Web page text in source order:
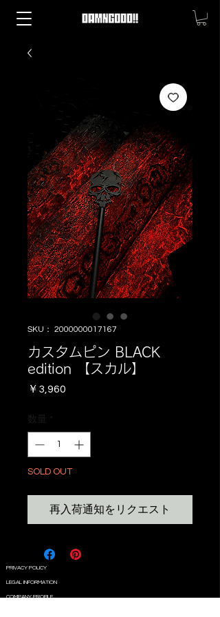
SKU： 2000000017167
カスタムピン BLACK
edition 【スカル】
￥3,960
数量
SOLD OUT
再入荷通知をリクエスト
PRIVACY POLICY
LEGAL INFORMATION
COMPANY PROFILE